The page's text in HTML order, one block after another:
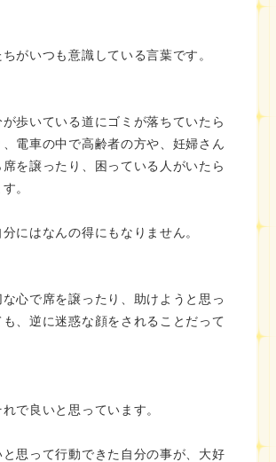
がいつも意識している言葉です。
歩いている道にゴミが落ちていたら
電車の中で高齢者の方や、妊婦さん
を譲ったり、困っている人がいたら
。
にはなんの得にもなりません。
心で席を譲ったり、助けようと思っ
、逆に迷惑な顔をされることだって
で良いと思っています。
と思って行動できた自分の事が、大好